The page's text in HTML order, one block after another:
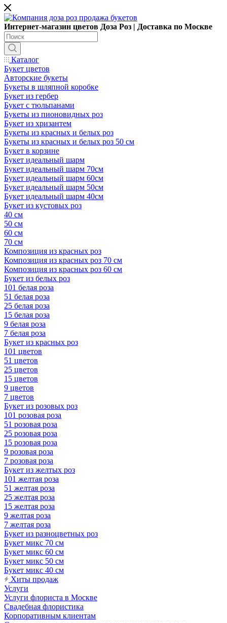
Интернет-магазин цветов Доза Роз | Доставка по Москве
Каталог
Букет цветов
Авторские букеты
Букеты в шляпной коробке
Букет из гербер
Букет с тюльпанами
Букеты из пионовидных роз
Букет из хризантем
Букеты из красных и белых роз
Букеты из красных и белых роз 50 см
Букет в корзине
Букет идеальный шарм
Букет идеальный шарм 70см
Букет идеальный шарм 60см
Букет идеальный шарм 50см
Букет идеальный шарм 40см
Букет из кустовых роз
40 см
50 см
60 см
70 см
Композиция из красных роз
Композиция из красных роз 70 см
Композиция из красных роз 60 см
Букет из белых роз
101 белая роза
51 белая роза
25 белая роза
15 белая роза
9 белая роза
7 белая роза
Букет из красных роз
101 цветов
51 цветов
25 цветов
15 цветов
9 цветов
7 цветов
Букет из розовых роз
101 розовая роза
51 розовая роза
25 розовая роза
15 розовая роза
9 розовая роза
7 розовая роза
Букет из желтых роз
101 желтая роза
51 желтая роза
25 желтая роза
15 желтая роза
9 желтая роза
7 желтая роза
Букет из разноцветных роз
Букет микс 70 см
Букет микс 60 см
Букет микс 50 см
Букет микс 40 см
Хиты продаж
Услуги
Услуги флориста в Москве
Свадебная флористика
Корпоративным клиентам